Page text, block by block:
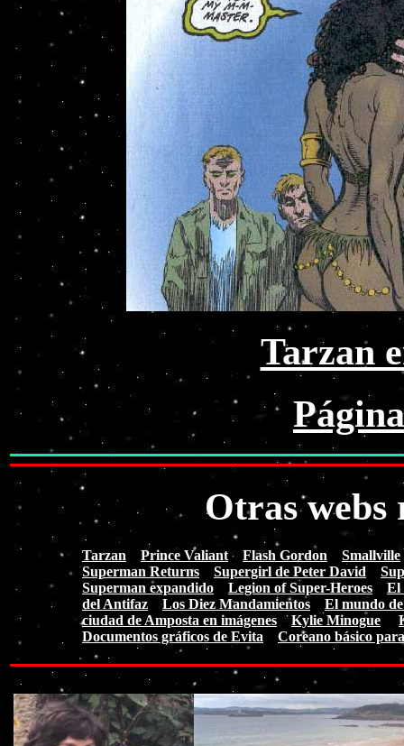
Tarzan
Otras webs
Tarzan Prince Valiant Flash Gordon
Smallville
Superman Returns
Supergirl de Peter David
Superman expandido
Legion of Super-Heroes
El
del Antifaz
Los Diez Mandamientos
El mundo
ciudad de Amposta en imágenes
Kylie Minogue
Documentos gráficos de Evita
Coreano básico